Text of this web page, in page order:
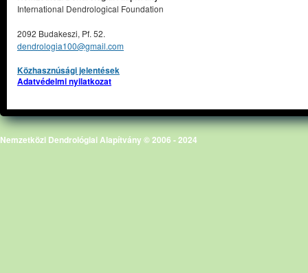
International Dendrological Foundation
2092 Budakeszi, Pf. 52.
dendrologia100@gmail.com
Közhasznúsági jelentések
Adatvédelmi nyilatkozat
Nemzetközi Dendrológiai Alapítvány © 2006 - 2024